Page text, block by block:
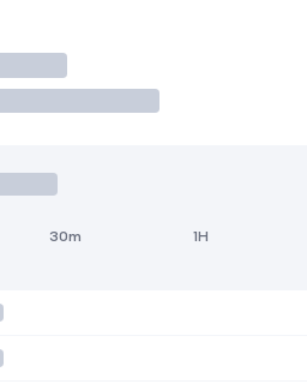
30m 1H